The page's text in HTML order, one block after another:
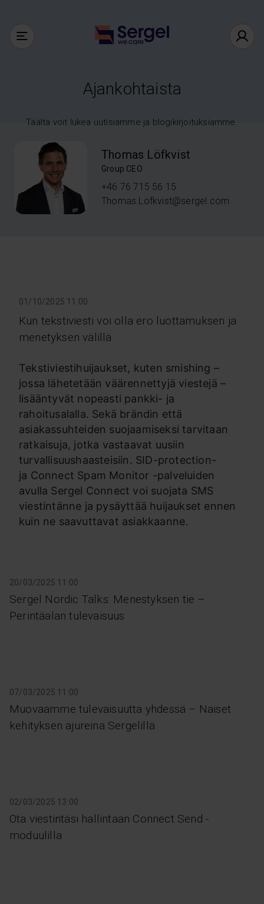
Ajankohtaista
Täältä voit lukea uutisiamme ja blogikirjoituksiamme.
Thomas Löfkvist
Group CEO
+46 76 715 56 15
Thomas.Lofkvist@sergel.com
01/10/2025 11:00
Kun tekstiviesti voi olla ero luottamuksen ja
menetyksen välillä
Tekstiviestihuijaukset, kuten smishing –
jossa lähetetään väärennettyjä viestejä –
lisääntyvät nopeasti pankki- ja
rahoitusalalla. Sekä brändin että
asiakassuhteiden suojaamiseksi tarvitaan
ratkaisuja, jotka vastaavat uusiin
turvallisuushaasteisiin. SID-protection-
ja Connect Spam Monitor -palveluiden
avulla Sergel Connect voi suojata SMS
viestintänne ja pysäyttää huijaukset ennen
kuin ne saavuttavat asiakkaanne.
20/03/2025 11:00
Sergel Nordic Talks: Menestyksen tie –
Perintäalan tulevaisuus
07/03/2025 11:00
Muovaamme tulevaisuutta yhdessä – Naiset
kehityksen ajureina Sergelillä
02/03/2025 13:00
Ota viestintäsi hallintaan Connect Send -
moduulilla